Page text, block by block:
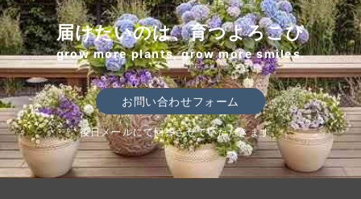
届けたいのは、育つよろこび
grow more plants, grow more smiles.
お問い合わせフォーム
後日メールにて回答させていただきます。